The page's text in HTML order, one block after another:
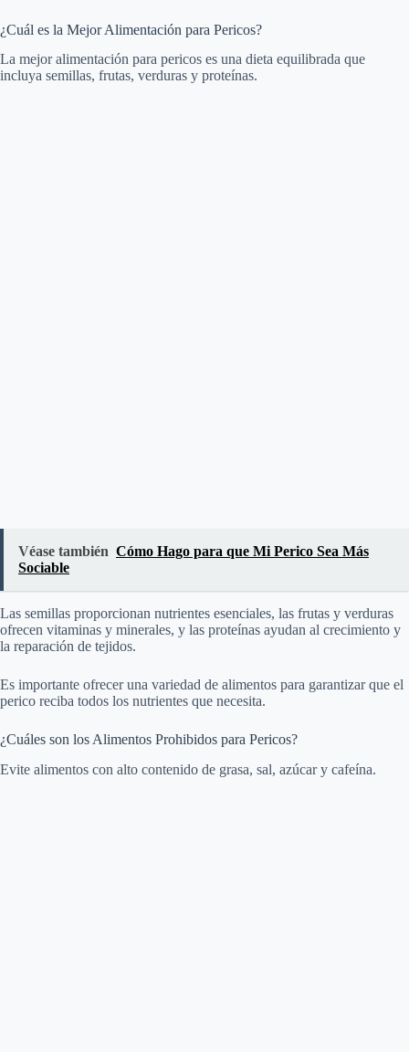
¿Cuál es la Mejor Alimentación para Pericos?
La mejor alimentación para pericos es una dieta equilibrada que
incluya semillas, frutas, verduras y proteínas.
Véase también Cómo Hago para que Mi Perico Sea Más
Sociable
Las semillas proporcionan nutrientes esenciales, las frutas y verduras
ofrecen vitaminas y minerales, y las proteínas ayudan al crecimiento y
la reparación de tejidos.
Es importante ofrecer una variedad de alimentos para garantizar que el
perico reciba todos los nutrientes que necesita.
¿Cuáles son los Alimentos Prohibidos para Pericos?
Evite alimentos con alto contenido de grasa, sal, azúcar y cafeína.